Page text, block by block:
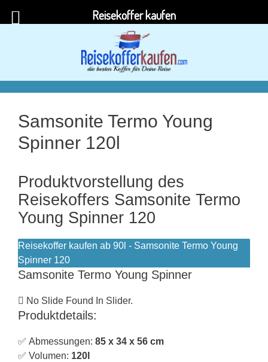
Samsonite Termo Young
Spinner 120l
Produktvorstellung des
Reisekoffers Samsonite Termo
Young Spinner 120
Reisekoffer kaufen ab 90l - Samsonite Termo Young
Spinner 120
Samsonite Termo Young Spinner
No Slide Found In Slider.
Produktdetails:
✅ Abmessungen: 85 x 34 x 56 cm
✅ Volumen: 120
Reisekoffer kaufen